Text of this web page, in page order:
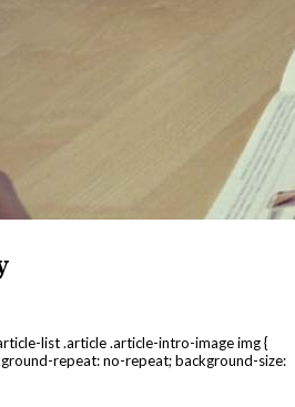
list .article .article-intro-image img {
repeat: no-repeat; background-size: